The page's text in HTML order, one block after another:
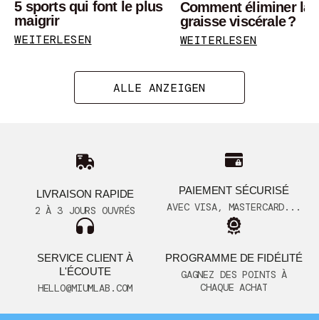
5 sports qui font le plus
maigrir
WEITERLESEN
Comment éliminer la
graisse viscérale ?
WEITERLESEN
ALLE ANZEIGEN
LIVRAISON RAPIDE
2 À 3 JOURS OUVRÉS
PAIEMENT SÉCURISÉ
AVEC VISA, MASTERCARD...
SERVICE CLIENT À
L'ÉCOUTE
HELLO@MIUMLAB.COM
PROGRAMME DE FIDÉLITÉ
GAGNEZ DES POINTS À
CHAQUE ACHAT